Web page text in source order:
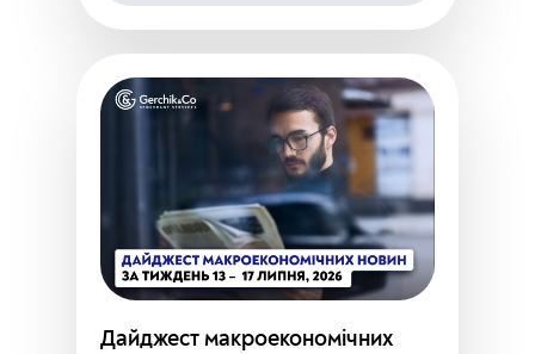
Дайджест макроекономічних